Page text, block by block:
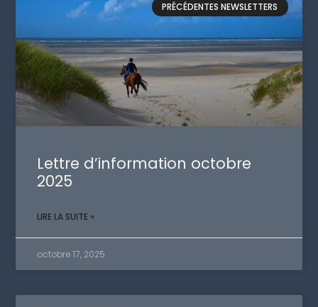
PRÉCÉDENTES NEWSLETTERS
Lettre d’information octobre
2025
LIRE LA SUITE »
octobre 17, 2025